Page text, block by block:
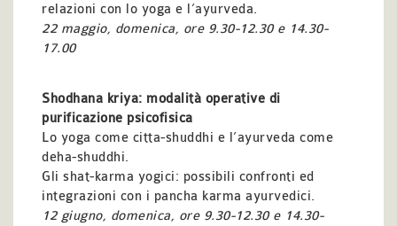
relazioni con lo yoga e l’ayurveda.
22 maggio, domenica, ore 9.30-12.30 e 14.30-
17.00
Shodhana kriya: modalità operative di
purificazione psicofisica
Lo yoga come citta-shuddhi e l’ayurveda come
deha-shuddhi.
Gli shat-karma yogici: possibili confronti ed
integrazioni con i pancha karma ayurvedici.
12 giugno, domenica, ore 9.30-12.30 e 14.30-